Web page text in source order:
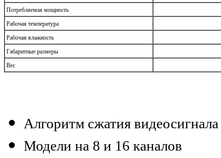
Потребляемая мощность
Рабочая температура
Рабочая влажность
Габаритные размеры
Вес
Алгоритм сжатия
Модели на 8 и 16 каналов